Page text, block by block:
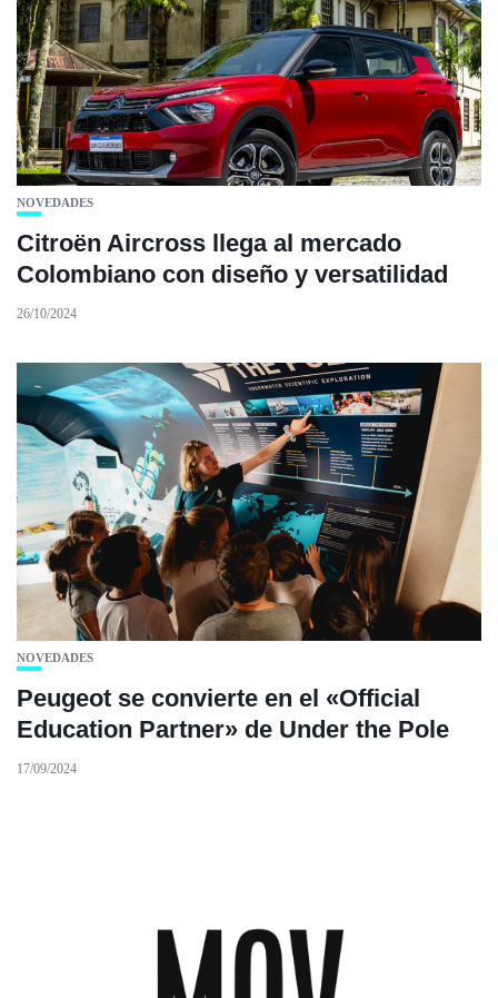
NOVEDADES
Citroën Aircross llega al mercado
Colombiano con diseño y versatilidad
26/10/2024
NOVEDADES
Peugeot se convierte en el «Official
Education Partner» de Under the Pole
17/09/2024